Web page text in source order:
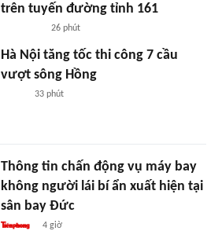
trên tuyến đường tỉnh 161
26 phút
Hà Nội tăng tốc thi công 7 cầu
vượt sông Hồng
33 phút
Thông tin chấn động vụ máy bay
không người lái bí ẩn xuất hiện tại
sân bay Đức
4 giờ